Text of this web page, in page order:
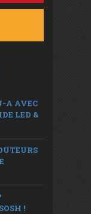
A AVEC
LED &
!